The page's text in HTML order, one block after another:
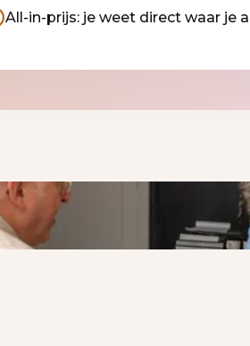
All-in-prijs: je weet direct waar je